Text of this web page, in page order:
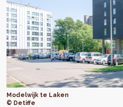
Modelwijk te Laken
© Detiffe